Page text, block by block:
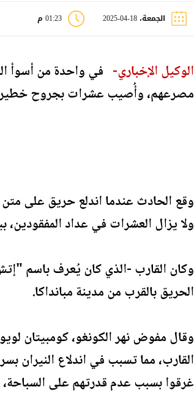
الجمعة، 18-04-2025 01:23 م
الوكيل الإخباري-
مصرعهم، وأُصيب عشرات بجروح خطيرة
ولا يزال العشرات في عداد المفقودين،
وكان القارب -الذي كان يُعرف باسم
الحريق بالقرب من مدينة مبانداكا.
وقال مفوض نهر الكونغو، كومبيتان
القارب، مما تسبب في اندلاع النيران
غرقوا بسبب عدم قدرتهم على